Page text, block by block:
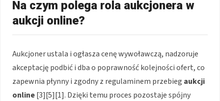
Na czym polega rola aukcjonera w
aukcji online?
Aukcjoner ustala i ogłasza cenę wywoławczą, nadzoruje
akceptację podbić i dba o poprawność kolejności ofert, co
zapewnia płynny i zgodny z regulaminem przebieg aukcji
online[3][5][1]. Dzięki temu proces pozostaje spójny